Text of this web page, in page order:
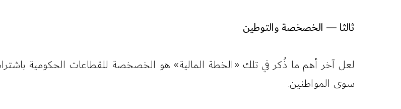
ثالثا — الخصخصة والتوطين
لعل آخر أهم ما ذُكر في تلك «الخطة المالية» هو الخصخصة للقطاعات الحكومية
سوى المواطنين.